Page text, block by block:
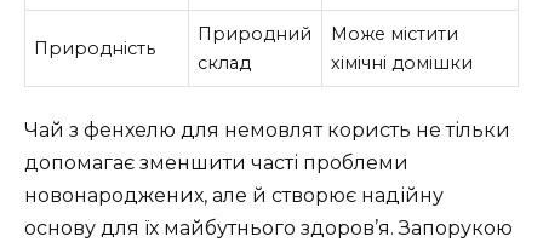
Природність
Природний
склад
Може містити
хімічні домішки
Чай з фенхелю для немовлят користь не тільки
допомагає зменшити часті проблеми
новонароджених, але й створює надійну
основу для їх майбутнього здоров’я. Запорукою